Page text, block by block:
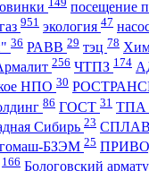
посещение
951 экология 47
36 РАВВ 29 тэц 78
256 ЧТПЗ 174
НПО 30
86 ГОСТ 31 ТПА
Сибирь 23 СПЛАВ
БЗЭМ 25
166 Бологовский